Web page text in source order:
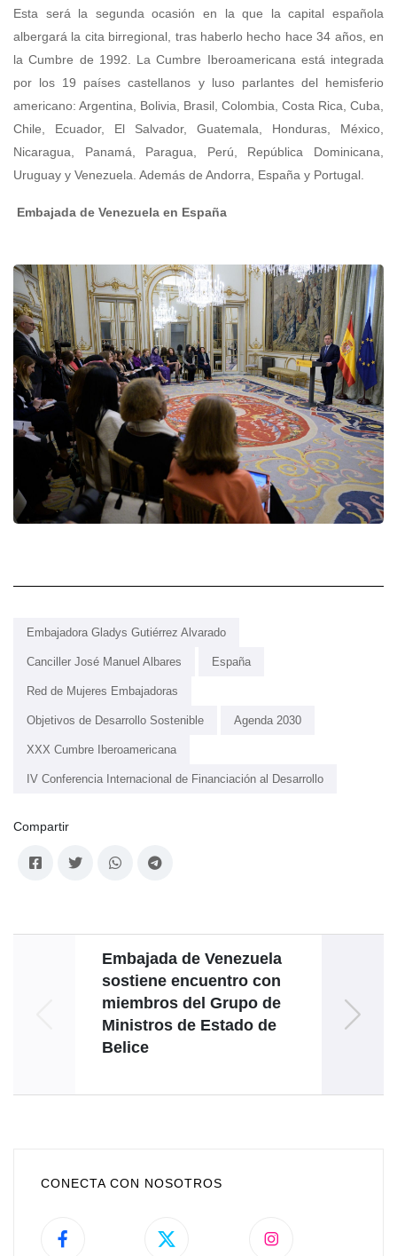
Esta será la segunda ocasión en la que la capital española
albergará la cita birregional, tras haberlo hecho hace 34 años, en
la Cumbre de 1992. La Cumbre Iberoamericana está integrada
por los 19 países castellanos y luso parlantes del hemisferio
americano: Argentina, Bolivia, Brasil, Colombia, Costa Rica, Cuba,
Chile, Ecuador, El Salvador, Guatemala, Honduras, México,
Nicaragua, Panamá, Paragua, Perú, República Dominicana,
Uruguay y Venezuela. Además de Andorra, España y Portugal.
Embajada de Venezuela en España
Embajadora Gladys Gutiérrez Alvarado
Canciller José Manuel Albares España
Red de Mujeres Embajadoras
Objetivos de Desarrollo Sostenible Agenda 2030
XXX Cumbre Iberoamericana
IV Conferencia Internacional de Financiación al Desarrollo
Compartir
Embajada de Venezuela
sostiene encuentro con
miembros del Grupo de
Ministros de Estado de
Belice
CONECTA CON NOSOTROS